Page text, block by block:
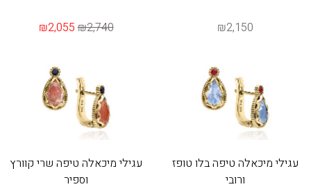
₪2,150
₪2,055₪2,740
עגילי מיכאלה טיפה בלו טופז
ורובי
עגילי מיכאלה טיפה שרי קוורץ
וספיר